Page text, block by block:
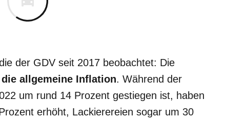
der GDV seit 2017 beobachtet: Die
allgemeine Inflation. Während der
um rund 14 Prozent gestiegen ist, haben
erhöht, Lackierereien sogar um 30